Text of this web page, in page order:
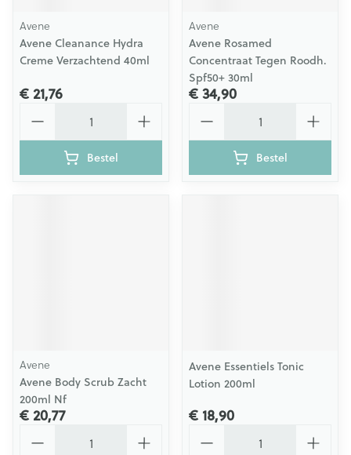
Avene
Avene Cleanance Hydra
Creme Verzachtend 40ml
€ 21,76
Bestel
Avene
Avene Rosamed
Concentraat Tegen Roodh.
Spf50+ 30ml
€ 34,90
Bestel
Avene
Avene Body Scrub Zacht
200ml Nf
€ 20,77
Avene Essentiels Tonic
Lotion 200ml
€ 18,90